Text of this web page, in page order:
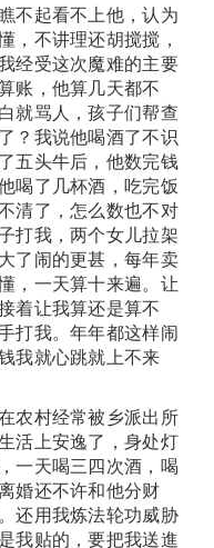
不起看不上他，认为
，不讲理还胡搅搅，
经受这次魔难的主要
账，他算几天都不
就骂人，孩子们帮查
？我说他喝酒了不识
五头牛后，他数完钱
喝了几杯酒，吃完饭
清了，怎么数也不对
打我，两个女儿拉架
了闹的更甚，每年卖
，一天算十来遍。让
着让我算还是算不
打我。年年都这样闹
我就心跳就上不来
农村经常被乡派出所
活上安逸了，身处灯
一天喝三四次酒，喝
婚还不许和他分财
还用我炼法轮功威胁
我贴的，要把我送進